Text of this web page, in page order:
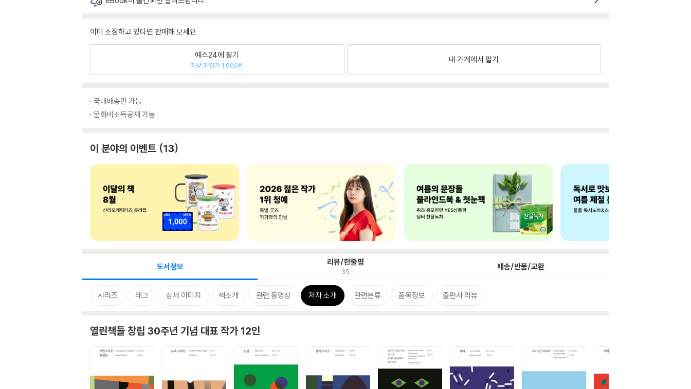
이미 소장하고 있다면 판매해 보세요.
예스24에 팔기
최상 매입가 1,000원
내 가게에서 팔기
국내배송만 가능
문화비소득공제 가능
이 분야의 이벤트 13
도서정보 리뷰/한줄평
35 배송/반품/교환
시리즈 태그 상세 이미지 책소개 관련 동영상 저자 소개 관련분류 품목정보 출판사 리뷰
열린책들 창립 30주년 기념 대표 작가 12인